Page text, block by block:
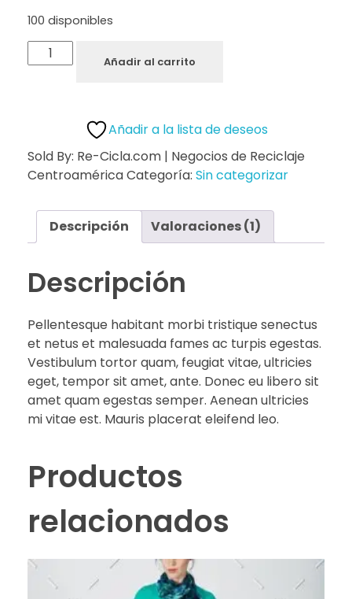
100 disponibles
Añadir al carrito
Añadir a la lista de deseos
Sold By: Re-Cicla.com | Negocios de Reciclaje
CentroaméricaCategoría: Sin categorizar
Descripción Valoraciones (1)
Descripción
Pellentesque habitant morbi tristique senectus
et netus et malesuada fames ac turpis egestas.
Vestibulum tortor quam, feugiat vitae, ultricies
eget, tempor sit amet, ante. Donec eu libero sit
amet quam egestas semper. Aenean ultricies
mi vitae est. Mauris placerat eleifend leo.
Productos
relacionados